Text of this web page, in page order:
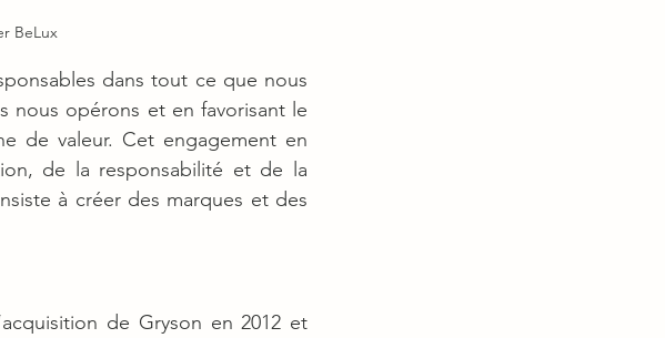
BeLux
dans tout ce que nous
nous opérons et en favorisant le
de valeur. Cet engagement en
de la responsabilité et de la
à créer des marques et des
de Gryson en 2012 et